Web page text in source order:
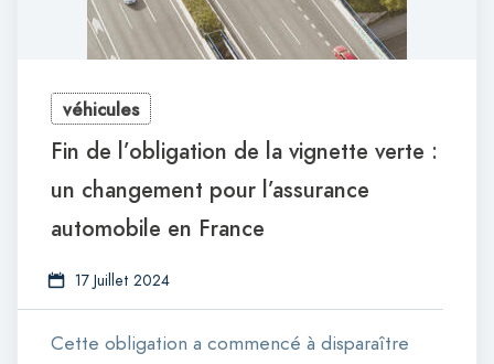
véhicules
Fin de l’obligation de la vignette verte :
un changement pour l’assurance
automobile en France
17 Juillet 2024
Cette obligation a commencé à disparaître